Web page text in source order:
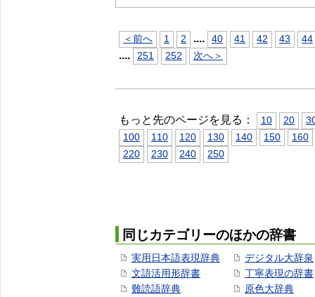
＜前へ 1 2 .... 40 41 42 43 44
.... 251 252 次へ＞
もっと先のページを見る： 10 20
100
110 120 130 140 150
160
220
230 240 250
同じカテゴリーのほかの辞書
実用日本語表現辞典
文語活用形辞書
難読語辞典
デジタル大辞泉
丁寧表現の辞書
原色大辞典